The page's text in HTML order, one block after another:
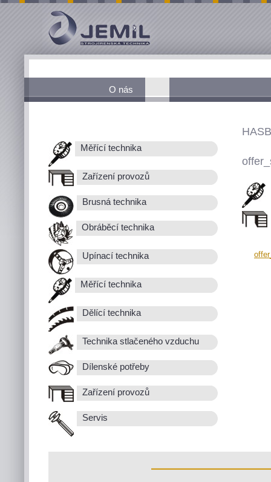
O nás
Měřící technika
Zařízení provozů
Brusná technika
Obráběcí technika
Upínací technika
Měřící technika
Dělící technika
Technika stlačeného vzduchu
Dílenské potřeby
Zařízení provozů
Servis